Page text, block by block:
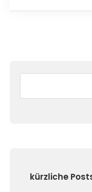
kürzliche